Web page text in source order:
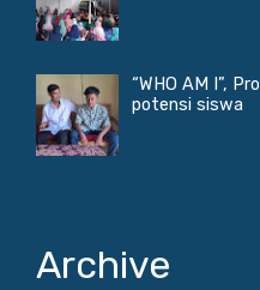
“WHO AM I”,
potensi siswa
Archive